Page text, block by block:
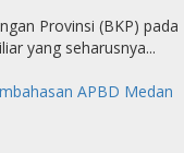
Provinsi (BKP) pada
yang seharusnya...
APBD Medan